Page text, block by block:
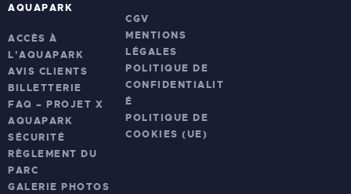
AQUAPARK
ACCÈS À
L’AQUAPARK
AVIS CLIENTS
BILLETTERIE
FAQ – PROJET X
AQUAPARK
SÉCURITÉ
RÈGLEMENT DU
PARC
GALERIE PHOTOS
CGV
MENTIONS
LÉGALES
POLITIQUE DE
CONFIDENTIALIT
É
POLITIQUE DE
COOKIES (UE)